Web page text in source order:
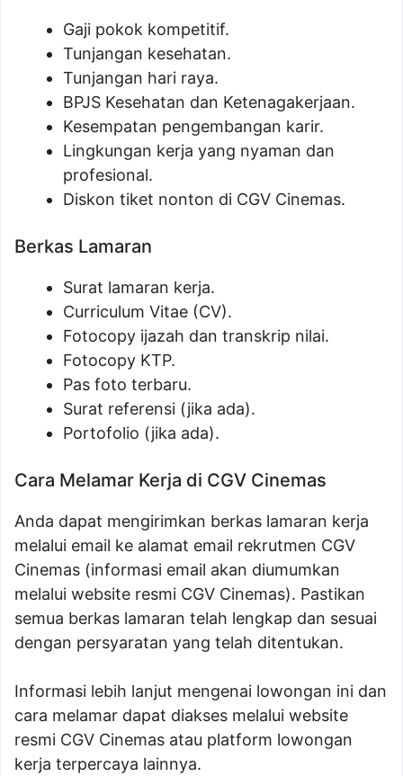
Gaji pokok kompetitif.
Tunjangan kesehatan.
Tunjangan hari raya.
BPJS Kesehatan dan Ketenagakerjaan.
Kesempatan pengembangan karir.
Lingkungan kerja yang nyaman dan
profesional.
Diskon tiket nonton di CGV Cinemas.
Berkas Lamaran
Surat lamaran kerja.
Curriculum Vitae (CV).
Fotocopy ijazah dan transkrip nilai.
Fotocopy KTP.
Pas foto terbaru.
Surat referensi (jika ada).
Portofolio (jika ada).
Cara Melamar Kerja di CGV Cinemas
Anda dapat mengirimkan berkas lamaran kerja
melalui email ke alamat email rekrutmen CGV
Cinemas (informasi email akan diumumkan
melalui website resmi CGV Cinemas). Pastikan
semua berkas lamaran telah lengkap dan sesuai
dengan persyaratan yang telah ditentukan.
Informasi lebih lanjut mengenai lowongan ini dan
cara melamar dapat diakses melalui website
resmi CGV Cinemas atau platform lowongan
kerja terpercaya lainnya.